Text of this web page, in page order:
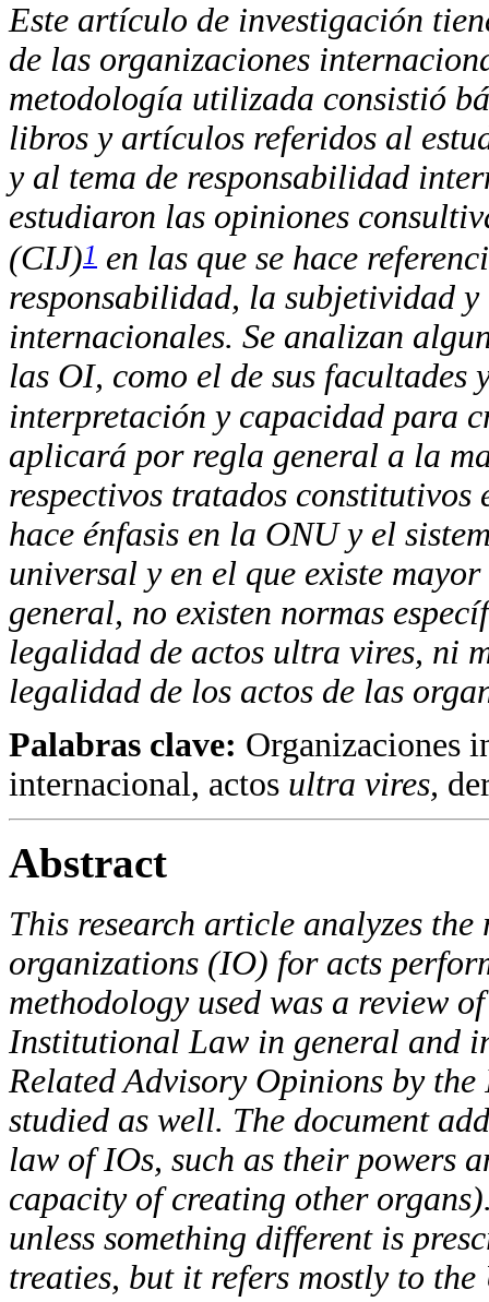
Este artículo de investigación
de las organizaciones
metodología utilizada consistió
libros y artículos referidos al
y al tema de responsabilidad
estudiaron las opiniones
(CIJ)1 en las que se hace
responsabilidad, la subjetividad
internacionales. Se analizan
las OI, como el de sus facultades
interpretación y capacidad para
aplicará por regla general a la
respectivos tratados
hace énfasis en la ONU y el
universal y en el que existe
general, no existen normas
legalidad de actos ultra vires, ni
legalidad de los actos de las
Palabras clave: Organizaciones
internacional, actos ultra vires,
Abstract
This research article analyzes
organizations (IO) for acts
methodology used was a review
Institutional Law in general and
Related Advisory Opinions by
studied as well. The document
law of IOs, such as their powers
capacity of creating other
unless something different is
treaties, but it refers mostly to